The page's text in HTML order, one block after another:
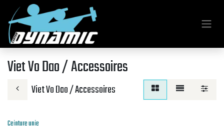
Se rendre au contenu
Viet Vo Dao / Accessoires
Viet Vo Dao / Accessoires
Ceinture unie